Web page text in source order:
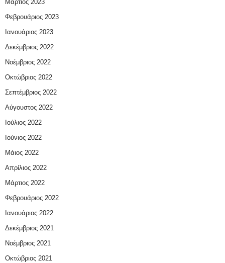
Μάρτιος 2023
Φεβρουάριος 2023
Ιανουάριος 2023
Δεκέμβριος 2022
Νοέμβριος 2022
Οκτώβριος 2022
Σεπτέμβριος 2022
Αύγουστος 2022
Ιούλιος 2022
Ιούνιος 2022
Μάιος 2022
Απρίλιος 2022
Μάρτιος 2022
Φεβρουάριος 2022
Ιανουάριος 2022
Δεκέμβριος 2021
Νοέμβριος 2021
Οκτώβριος 2021